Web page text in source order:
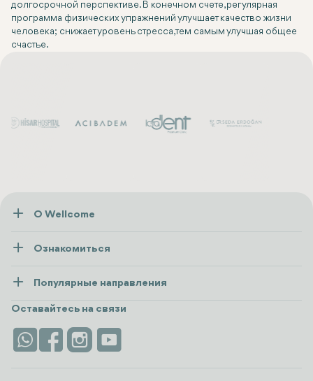
долгосрочной перспективе. В конечном счете, регулярная
программа физических упражнений улучшает качество жизни
человека; снижает уровень стресса, тем самым улучшая общее
счастье.
О Wellcome
Пресса
Безопасность
Контакты
Ознакомиться
Wellness
Размещение
Достопримечательности
Отзывы
Популярные направления
посмотреть все
Istanbul
Оставайтесь на связи